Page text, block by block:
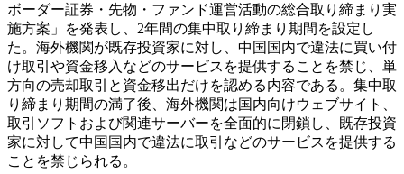
ボーダー証券・先物・ファンド運営活動の総合取り締まり実
施方案」を発表し、2年間の集中取り締まり期間を設定し
た。海外機関が既存投資家に対し、中国国内で違法に買い付
け取引や資金移入などのサービスを提供することを禁じ、単
方向の売却取引と資金移出だけを認める内容である。集中取
り締まり期間の満了後、海外機関は国内向けウェブサイト、
取引ソフトおよび関連サーバーを全面的に閉鎖し、既存投資
家に対して中国国内で違法に取引などのサービスを提供する
ことを禁じられる。